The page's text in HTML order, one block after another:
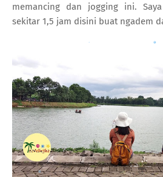
memancing dan jogging ini.
sekitar 1,5 jam disini buat ngadem